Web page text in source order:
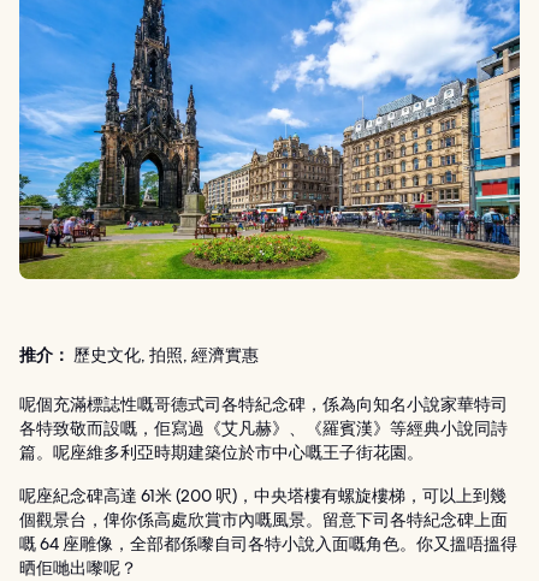
推介： 歷史文化, 拍照, 經濟實惠
呢個充滿標誌性嘅哥德式司各特紀念碑，係為向知名小說家華特司
各特致敬而設嘅，佢寫過《艾凡赫》、《羅賓漢》等經典小說同詩
篇。呢座維多利亞時期建築位於市中心嘅王子街花園。
呢座紀念碑高達 61米 (200 呎)，中央塔樓有螺旋樓梯，可以上到幾
個觀景台，俾你係高處欣賞市內嘅風景。留意下司各特紀念碑上面
嘅 64 座雕像，全部都係嚟自司各特小說入面嘅角色。你又搵唔搵得
晒佢哋出嚟呢？